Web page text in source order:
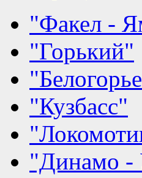
"Факел -
"Горький"
"Кузбасс"
"Динамо -